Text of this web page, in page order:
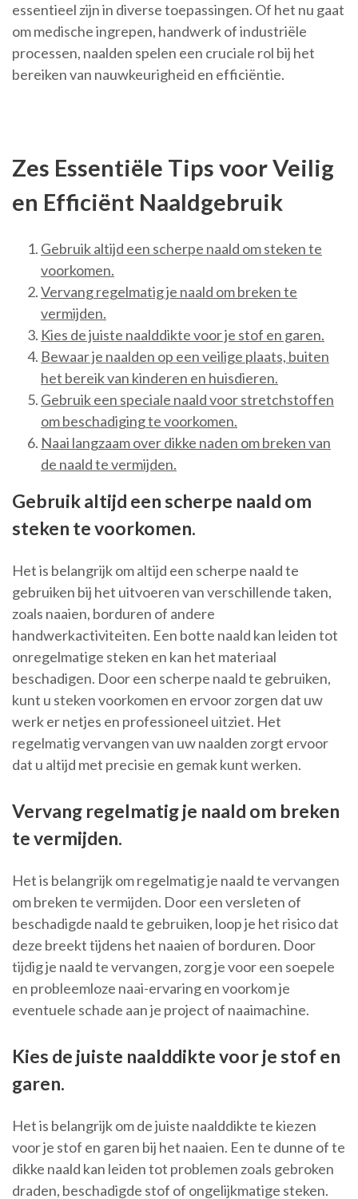
essentieel zijn in diverse toepassingen. Of het nu gaat
om medische ingrepen, handwerk of industriële
processen, naalden spelen een cruciale rol bij het
bereiken van nauwkeurigheid en efficiëntie.
Zes Essentiële Tips voor Veilig
en Efficiënt Naaldgebruik
Gebruik altijd een scherpe naald om steken te
voorkomen.
Vervang regelmatig je naald om breken te
vermijden.
Kies de juiste naalddikte voor je stof en garen.
Bewaar je naalden op een veilige plaats, buiten
het bereik van kinderen en huisdieren.
Gebruik een speciale naald voor stretchstoffen
om beschadiging te voorkomen.
Naai langzaam over dikke naden om breken van
de naald te vermijden.
Gebruik altijd een scherpe naald om
steken te voorkomen.
Het is belangrijk om altijd een scherpe naald te
gebruiken bij het uitvoeren van verschillende taken,
zoals naaien, borduren of andere
handwerkactiviteiten. Een botte naald kan leiden tot
onregelmatige steken en kan het materiaal
beschadigen. Door een scherpe naald te gebruiken,
kunt u steken voorkomen en ervoor zorgen dat uw
werk er netjes en professioneel uitziet. Het
regelmatig vervangen van uw naalden zorgt ervoor
dat u altijd met precisie en gemak kunt werken.
Vervang regelmatig je naald om breken
te vermijden.
Het is belangrijk om regelmatig je naald te vervangen
om breken te vermijden. Door een versleten of
beschadigde naald te gebruiken, loop je het risico dat
deze breekt tijdens het naaien of borduren. Door
tijdig je naald te vervangen, zorg je voor een soepele
en probleemloze naai-ervaring en voorkom je
eventuele schade aan je project of naaimachine.
Kies de juiste naalddikte voor je stof en
garen.
Het is belangrijk om de juiste naalddikte te kiezen
voor je stof en garen bij het naaien. Een te dunne of te
dikke naald kan leiden tot problemen zoals gebroken
draden, beschadigde stof of ongelijkmatige steken.